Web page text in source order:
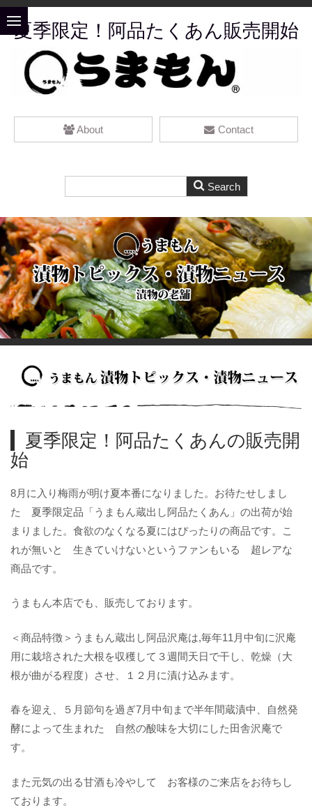
夏季限定！阿品たくあん販売開始
About Contact
夏季限定！阿品たくあんの販売開
始
8月に入り梅雨が明け夏本番になりました。お待たせしまし
た 夏季限定品「うまもん蔵出し阿品たくあん」の出荷が始
まりました。食欲のなくなる夏にはぴったりの商品です。こ
れが無いと 生きていけないというファンもいる 超レアな
商品です。
うまもん本店でも、販売しております。
＜商品特徴＞うまもん蔵出し阿品沢庵は,毎年11月中旬に沢庵
用に栽培された大根を収穫して３週間天日で干し、乾燥（大
根が曲がる程度）させ、１２月に漬け込みます。
春を迎え、５月節句を過ぎ7月中旬まで半年間蔵漬中、自然発
酵によって生まれた 自然の酸味を大切にした田舎沢庵で
す。
また元気の出る甘酒も冷やして お客様のご来店をお待ちし
ております。